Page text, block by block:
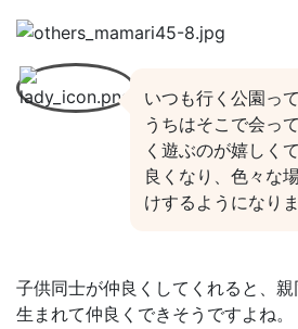
いつも行く公園っ
うちはそこで会っ
く遊ぶのが嬉しく
良くなり、色々な
けするようになり
子供同士が仲良くしてくれると、
生まれて仲良くできそうですよね。